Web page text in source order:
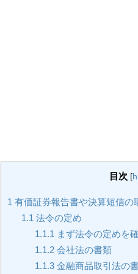
目次 [
1 有価証券報告書や決算短信の
1.1 法令の定め
1.1.1 まず法令の定めを
1.1.2 会社法の書類
1.1.3 金融商品取引法の